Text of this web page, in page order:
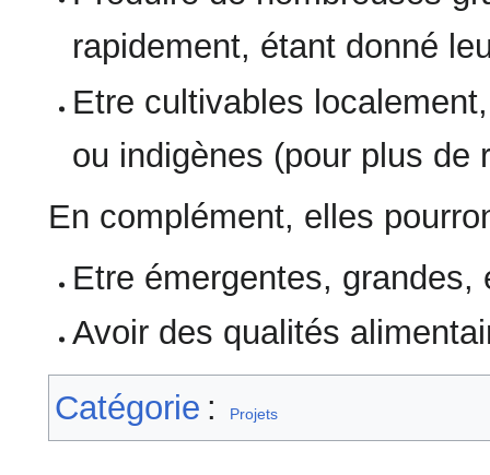
rapidement, étant donné
Etre cultivables
ou indigènes (pour plus de
En complément, elles
Etre émergentes,
Avoir des qualités
Catégorie : Projets